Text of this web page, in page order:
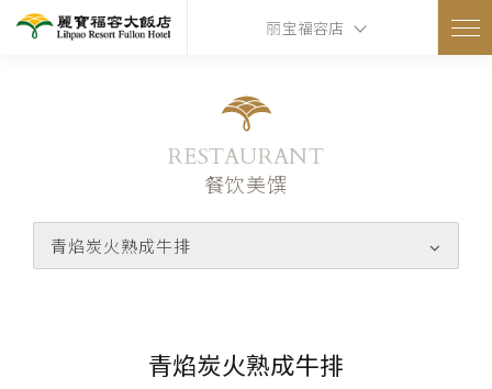
丽宝福容店
RESTAURANT
餐饮美馔
青焰炭火熟成牛排
青焰炭火熟成牛排